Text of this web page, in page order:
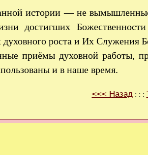
истории — не
достигших
роста и Их Служения
приёмы духовной работы,
и в наше время.
<<< Назад : : :